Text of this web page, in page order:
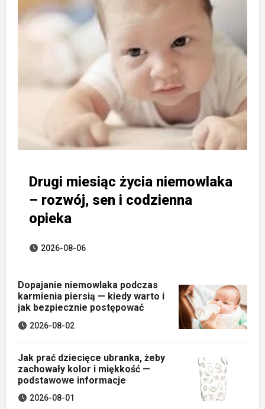
Drugi miesiąc życia niemowlaka
– rozwój, sen i codzienna
opieka
2026-08-06
Dopajanie niemowlaka podczas
karmienia piersią — kiedy warto i
jak bezpiecznie postępować
2026-08-02
Jak prać dziecięce ubranka, żeby
zachowały kolor i miękkość —
podstawowe informacje
2026-08-01